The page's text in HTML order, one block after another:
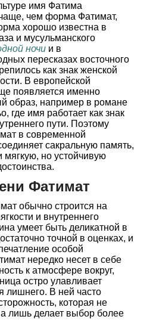
имя Фатима
чаще, чем форма Фатимат,
хорошо известна в
и мусульманского
ночи и в
пересказах восточного
как знак женской
В европейской
появляется именно
образ, например в романе
где имя работает как знак
пути. Поэтому
в современной
сакральную память,
но устойчивую
Фатимат
обычно строится на
и внутреннего
умеет быть деликатной в
точной в оценках, и
особой
нередко несет в себе
к атмосфере вокруг,
остро улавливает
лишнего. В ней часто
которая не
лишь делает выбор более